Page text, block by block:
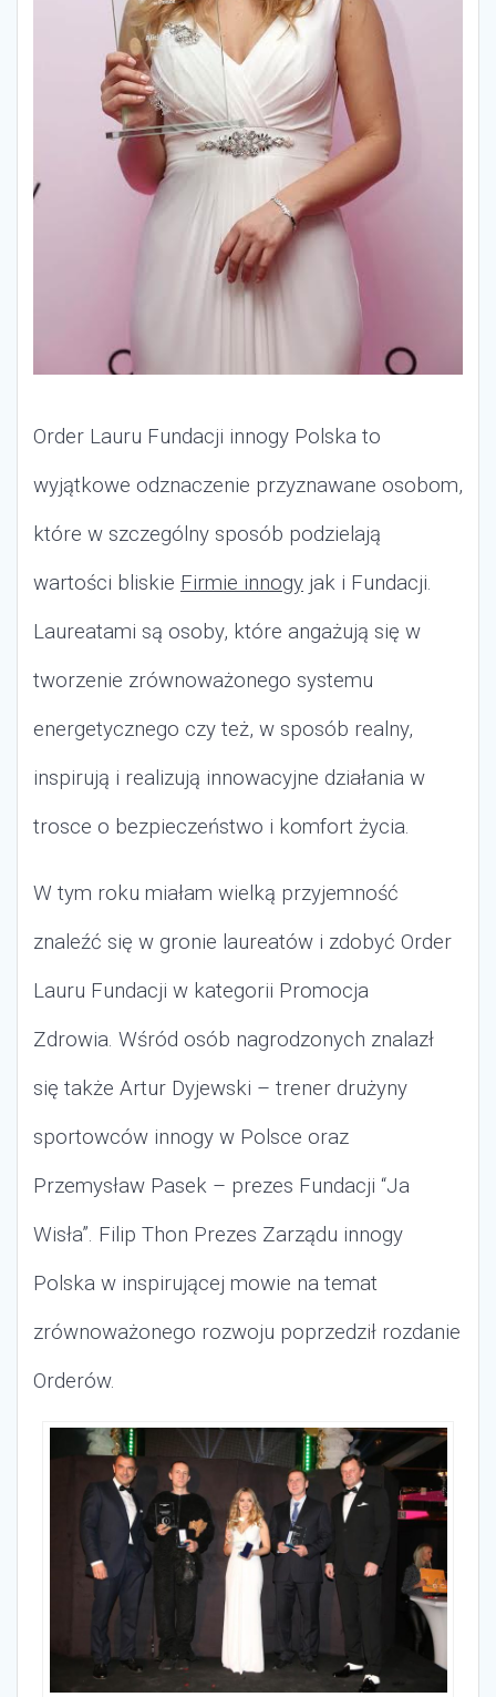
Order Lauru Fundacji innogy Polska to
wyjątkowe odznaczenie przyznawane osobom,
które w szczególny sposób podzielają
wartości bliskie Firmie innogy jak i Fundacji.
Laureatami są osoby, które angażują się w
tworzenie zrównoważonego systemu
energetycznego czy też, w sposób realny,
inspirują i realizują innowacyjne działania w
trosce o bezpieczeństwo i komfort życia.
W tym roku miałam wielką przyjemność
znaleźć się w gronie laureatów i zdobyć Order
Lauru Fundacji w kategorii Promocja
Zdrowia. Wśród osób nagrodzonych znalazł
się także Artur Dyjewski – trener drużyny
sportowców innogy w Polsce oraz
Przemysław Pasek – prezes Fundacji “Ja
Wisła”. Filip Thon Prezes Zarządu innogy
Polska w inspirującej mowie na temat
zrównoważonego rozwoju poprzedził rozdanie
Orderów.